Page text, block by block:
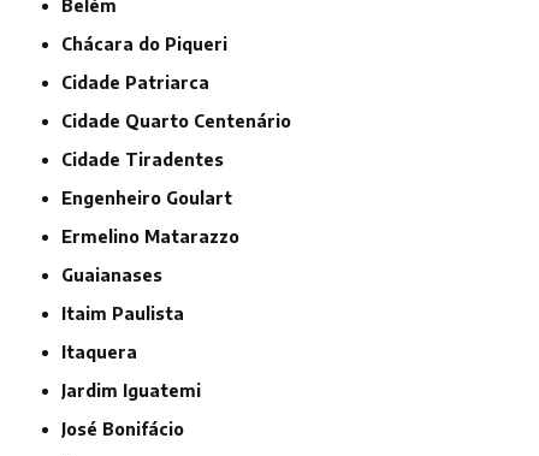
Belém
Chácara do Piqueri
Cidade Patriarca
Cidade Quarto Centenário
Cidade Tiradentes
Engenheiro Goulart
Ermelino Matarazzo
Guaianases
Itaim Paulista
Itaquera
Jardim Iguatemi
José Bonifácio